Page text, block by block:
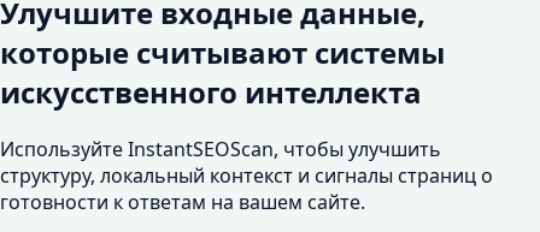
Улучшите входные данные,
которые считывают системы
искусственного интеллекта
Используйте InstantSEOScan, чтобы улучшить
структуру, локальный контекст и сигналы страниц о
готовности к ответам на вашем сайте.